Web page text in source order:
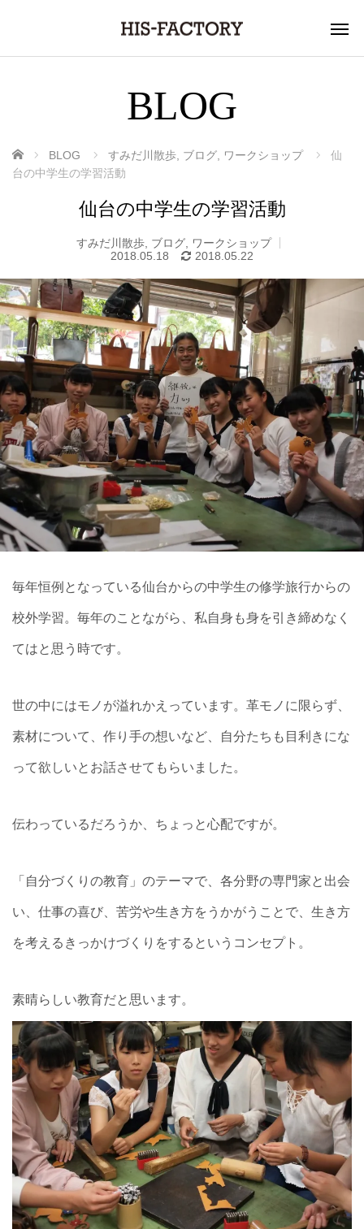
BLOG
ホーム BLOG すみだ川散歩 ブログ ワークショップ
仙
台の中学生の学習活動
仙台の中学生の学習活動
すみだ川散歩, ブログ,
ワークショップ
2018.05.18
2018.05.22
毎年恒例となっている仙台からの中学生の修学旅行からの
校外学習。毎年のことながら、私自身も身を引き締めなく
てはと思う時です。
世の中にはモノが溢れかえっています。革モノに限らず、
素材について、作り手の想いなど、自分たちも目利きにな
って欲しいとお話させてもらいました。
伝わっているだろうか、ちょっと心配ですが。
「自分づくりの教育」のテーマで、各分野の専門家と出会
い、仕事の喜び、苦労や生き方をうかがうことで、生き方
を考えるきっかけづくりをするというコンセプト。
素晴らしい教育だと思います。